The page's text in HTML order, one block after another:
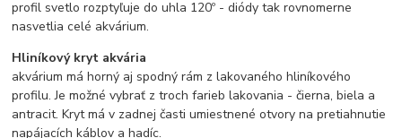
profil svetlo rozptyľuje do uhla 120º - diódy tak rovnomerne
nasvetlia celé akvárium.
Hliníkový kryt akvária
akvárium má horný aj spodný rám z lakovaného hliníkového
profilu. Je možné vybrať z troch farieb lakovania - čierna, biela a
antracit. Kryt má v zadnej časti umiestnené otvory na pretiahnutie
napájacích káblov a hadíc.